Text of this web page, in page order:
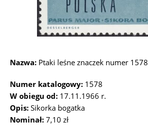
Nazwa: Ptaki leśne znaczek numer 1578
Numer katalogowy: 1578
W obiegu od: 17.11.1966 r.
Opis: Sikorka bogatka
Nominał: 7,10 zł